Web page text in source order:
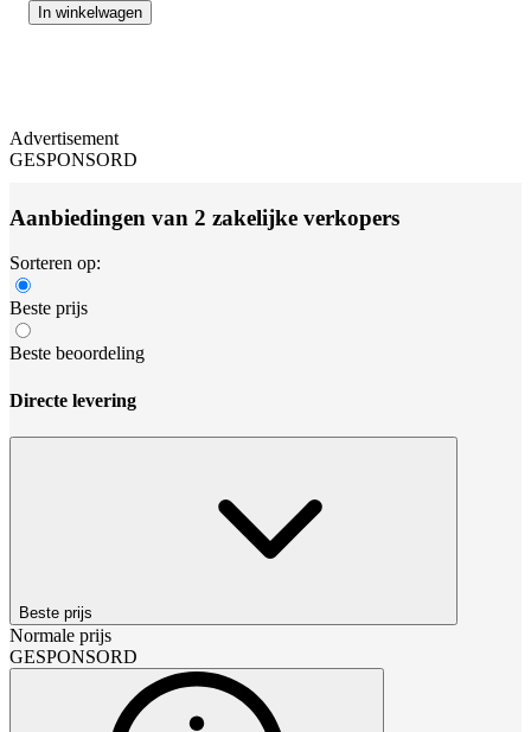
In winkelwagen
Advertisement
GESPONSORD
Aanbiedingen van 2 zakelijke verkopers
Sorteren op:
Beste prijs
Beste beoordeling
Directe levering
Beste prijs
Normale prijs
GESPONSORD